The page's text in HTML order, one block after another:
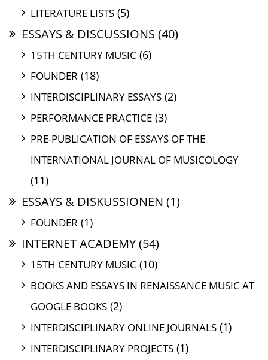
LITERATURE LISTS (5)
ESSAYS & DISCUSSIONS (40)
15TH CENTURY MUSIC (6)
FOUNDER (18)
INTERDISCIPLINARY ESSAYS (2)
PERFORMANCE PRACTICE (3)
PRE-PUBLICATION OF ESSAYS OF THE
INTERNATIONAL JOURNAL OF MUSICOLOGY
(11)
ESSAYS & DISKUSSIONEN (1)
FOUNDER (1)
INTERNET ACADEMY(54)
15TH CENTURY MUSIC (10)
BOOKS AND ESSAYS IN RENAISSANCE MUSIC AT
GOOGLE BOOKS (2)
INTERDISCIPLINARY ONLINE JOURNALS (1)
INTERDISCIPLINARY PROJECTS (1)